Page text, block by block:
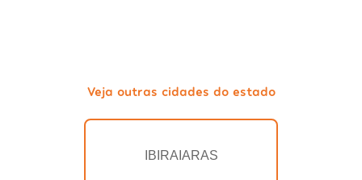
Veja outras cidades do estado
IBIRAIARAS